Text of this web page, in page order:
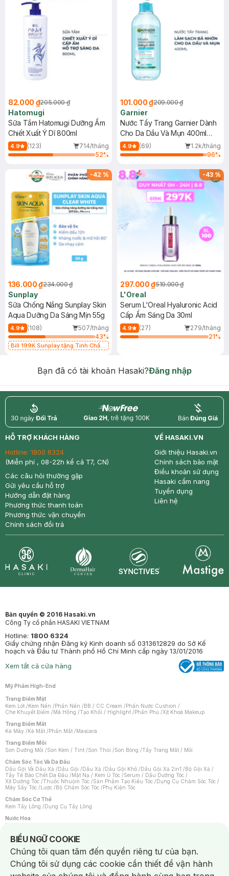
82.000 ₫205.000 ₫
Hatomugi
Sữa Tắm Hatomugi Dưỡng Ẩm
Chiết Xuất Ý Dĩ 800ml
4.9 (123)
714/tháng
52%
101.000 ₫209.000 ₫
Garnier
Nước Tẩy Trang Garnier Dành
Cho Da Dầu Và Mụn 400ml
(Mới)
4.9 (69)
1.2k/tháng
96%
-42 %
136.000 ₫234.000 ₫
Sunplay
Sữa Chống Nắng Sunplay Skin
Aqua Dưỡng Da Sáng Mịn 55g
4.9 (108)
507/tháng
43%
Bill 199K Sunplay tặng Tinh Chất
-43%
297.000 ₫519.000 ₫
L'Oreal
Serum L'Oreal Hyaluronic Acid
Cấp Ẩm Sáng Da 30ml
4.9 (27)
279/tháng
21%
Bạn đã có tài khoản Hasaki?Đăng nhập
return nowfree price
HỖ TRỢ KHÁCH HÀNG
Hotline: 1800 6324
(Miễn phí , 08-22h kể cả T7, CN)
Các câu hỏi thường gặp
Gửi yêu cầu hỗ trợ
Hướng dẫn đặt hàng
Phương thức thanh toán
Phương thức vận chuyển
Chính sách đổi trả
VỀ HASAKI.VN
Giới thiệu Hasaki.vn
Chính sách bảo mật
Điều khoản sử dụng
Hasaki cẩm nang
Tuyển dụng
Liên hệ
Bản quyền © 2016 Hasaki.vn
Công Ty cổ phần HASAKI VIETNAM
Hotline: 1800 6324
Giấy chứng nhận Đăng ký Kinh doanh số 0313612829 do Sở Kế
hoạch và Đầu tư Thành phố Hồ Chí Minh cấp ngày 13/01/2016
Xem tất cả cửa hàng
Mỹ Phẩm High-End
Trang Điểm Mặt
Kem Lót /Kem Nền /Phấn Nền /BB / CC Cream /Phấn Nước Cushion /
Che Khuyết Điểm /Má Hồng /Tạo Khối / Highlight /Phấn Phủ /Xịt Khoá Makeup
Trang Điểm Mắt
Kẻ Mày /Kẻ Mắt /Phấn Mắt /Mascara
Trang Điểm Môi
Son Dưỡng Môi /Son Kem / Tint /Son Thỏi /Son Bóng /Tẩy Trang Mắt / Môi
Chăm Sóc Tóc Và Da Đầu
Dầu Gội Và Dầu Xả /Dầu Gội /Dầu Xả /Dầu Gội Khô /Dầu Gội Xả 2in1 /Bộ Gội Xả /
Tẩy Tế Bào Chết Da Đầu /Mặt Nạ / Kem Ủ Tóc /Serum / Dầu Dưỡng Tóc /
Xịt Dưỡng Tóc /Thuốc Nhuộm Tóc /Sản Phẩm Tạo Kiểu Tóc /Dụng Cụ Chăm Sóc Tóc /
Máy Sấy Tóc /Lược /Bộ Chăm Sóc Tóc /Phụ Kiện Tóc
Chăm Sóc Cơ Thể
Kem Tẩy Lông /Dụng Cụ Tẩy Lông
Nước Hoa
Nước Hoa Nữ
Chăm Sóc Cá Nhân
Chống Muỗi /Khẩu Trang /Máy Massage/Mặt Nạ Xông Hơi /Nước Rửa Tay/
Sản Phẩm Chăm Sóc Khác /Bàn Chải Đánh Răng /Bàn Chải Điện/
Hỗ Trợ Trắng Răng/Kem Đánh Răng /Máy Tăm Nước/ Nước Súc Miệng/
Tăm / Chỉ Nha Khoa/ Xịt Thơm Miệng / Dung Dịch Vệ Sinh/Dưỡng Vùng Kín/
BIỂU NGỮ COOKIE
Notice about cookies usage
Chúng tôi quan tâm đến quyền riêng tư của bạn.
Chúng tôi sử dụng các cookie cần thiết để vận hành